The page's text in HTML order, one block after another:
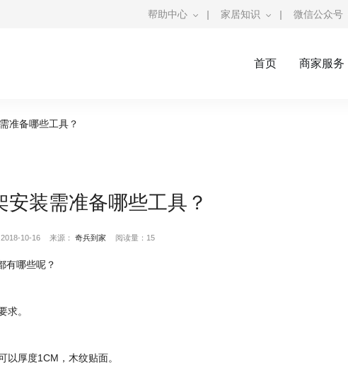
帮助中心 | 家居知识 | 微信公众号
首页 商家服务
准备哪些工具？
安装需准备哪些工具？
10-16 来源： 奇兵到家 阅读量：15
有哪些呢？
求。
厚度1CM，木纹贴面。